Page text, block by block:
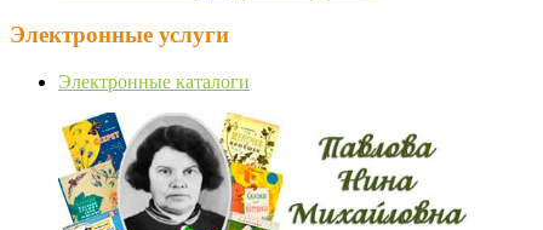
Электронные услуги
Электронные каталоги